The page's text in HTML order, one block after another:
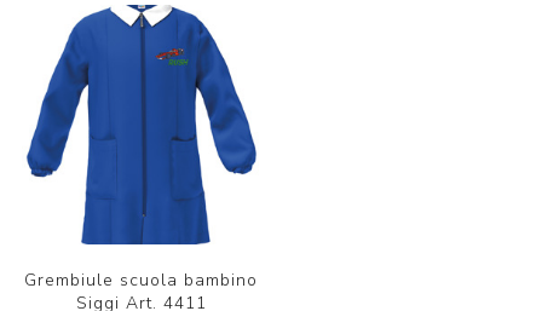
Grembiule scuola bambino
Siggi Art. 4411